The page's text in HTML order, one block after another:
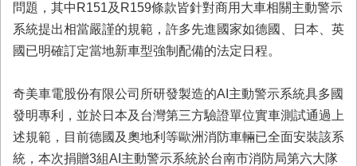
問題，其中R151及R159條款皆針對商用大車相關主動警示
系統提出相當嚴謹的規範，許多先進國家如德國、日本、英
國已明確訂定當地新車型強制配備的法定日程。
奇美車電股份有限公司所研發製造的AI主動警示系統具多國
發明專利，並於日本及台灣第三方驗證單位實車測試通過上
述規範，目前德國及奧地利等歐洲消防車輛已全面安裝該系
統，本次捐贈3組AI主動警示系統於台南市消防局第六大隊